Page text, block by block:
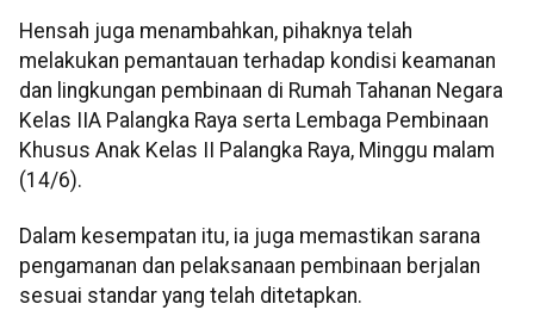
Hensah juga menambahkan, pihaknya telah
melakukan pemantauan terhadap kondisi keamanan
dan lingkungan pembinaan di Rumah Tahanan Negara
Kelas IIA Palangka Raya serta Lembaga Pembinaan
Khusus Anak Kelas II Palangka Raya, Minggu malam
(14/6).
Dalam kesempatan itu, ia juga memastikan sarana
pengamanan dan pelaksanaan pembinaan berjalan
sesuai standar yang telah ditetapkan.